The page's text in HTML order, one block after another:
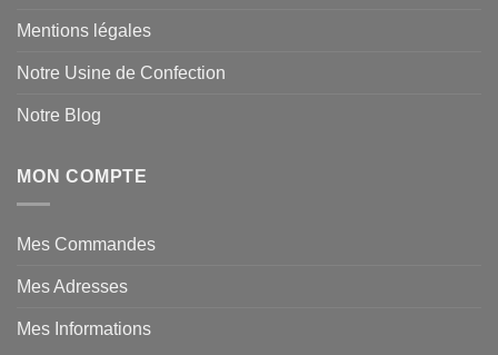
Mentions légales
Notre Usine de Confection
Notre Blog
MON COMPTE
Mes Commandes
Mes Adresses
Mes Informations